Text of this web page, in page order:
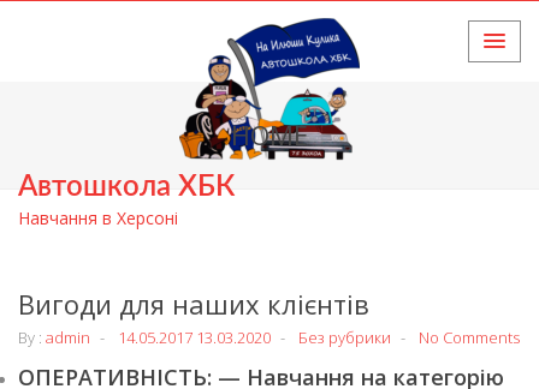
Автошкола ХБК
Навчання в Херсоні
HOME
Вигоди для наших клієнтів
By : admin 14.05.2017 13.03.2020 Без рубрики No Comments
ОПЕРАТИВНІСТЬ: — Навчання на категорію